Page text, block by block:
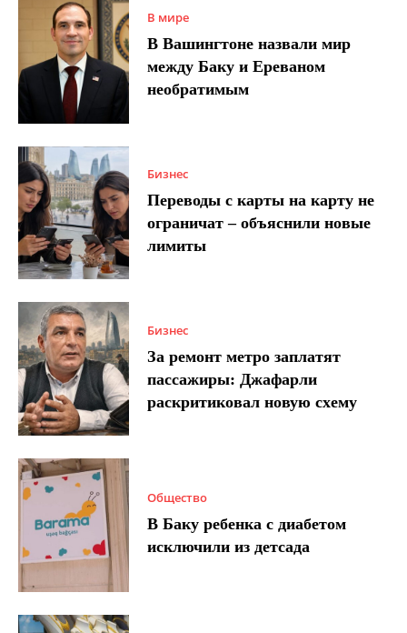
В мире
В Вашингтоне назвали мир
между Баку и Ереваном
необратимым
Бизнес
Переводы с карты на карту не
ограничат – объяснили новые
лимиты
Бизнес
За ремонт метро заплатят
пассажиры: Джафарли
раскритиковал новую схему
Общество
В Баку ребенка с диабетом
исключили из детсада